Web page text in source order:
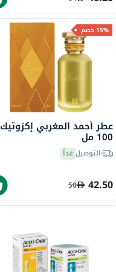
15% خصم
عطر أحمد المغربي إكزوتيك
100 مل
التوصيلغداً
42.50
50